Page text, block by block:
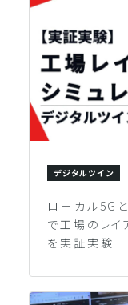
デジタルツイン
ローカル5G
で工場のレイ
を実証実験